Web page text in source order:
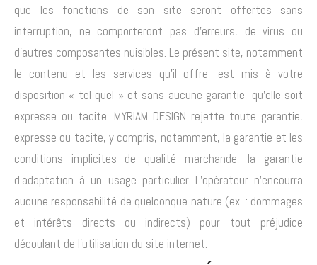
que les fonctions de son site seront offertes sans
interruption, ne comporteront pas d’erreurs, de virus ou
d’autres composantes nuisibles. Le présent site, notamment
le contenu et les services qu’il offre, est mis à votre
disposition « tel quel » et sans aucune garantie, qu’elle soit
expresse ou tacite. MYRIAM DESIGN rejette toute garantie,
expresse ou tacite, y compris, notamment, la garantie et les
conditions implicites de qualité marchande, la garantie
d’adaptation à un usage particulier. L’opérateur n’encourra
aucune responsabilité de quelconque nature (ex. : dommages
et intérêts directs ou indirects) pour tout préjudice
découlant de l’utilisation du site internet.